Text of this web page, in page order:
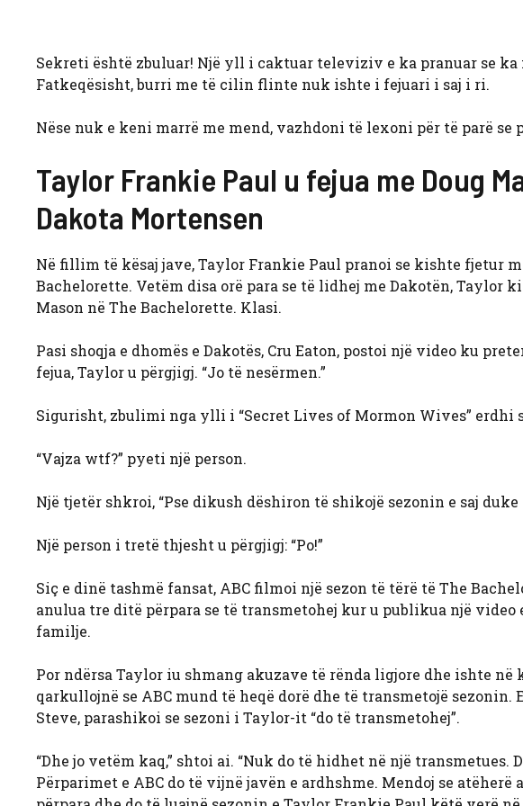
Sekreti është zbuluar! Një yll i caktuar televiziv e ka pranuar se ka
Fatkeqësisht, burri me të cilin flinte nuk ishte i fejuari i saj i ri.
Nëse nuk e keni marrë me mend, vazhdoni të lexoni për të parë
Taylor Frankie Paul u fejua me Doug
Dakota Mortensen
Në fillim të kësaj jave, Taylor Frankie Paul pranoi se kishte fjetur
Bachelorette. Vetëm disa orë para se të lidhej me Dakotën, Taylor
Mason në The Bachelorette. Klasi.
Pasi shoqja e dhomës e Dakotës, Cru Eaton, postoi një video ku
fejua, Taylor u përgjigj. “Jo të nesërmen.”
Sigurisht, zbulimi nga ylli i “Secret Lives of Mormon Wives” erdhi
“Vajza wtf?” pyeti një person.
Një tjetër shkroi, “Pse dikush dëshiron të shikojë sezonin e saj duke
Një person i tretë thjesht u përgjigj: “Po!”
Siç e dinë tashmë fansat, ABC filmoi një sezon të tërë të The
anulua tre ditë përpara se të transmetohej kur u publikua një
familje.
Por ndërsa Taylor iu shmang akuzave të rënda ligjore dhe ishte
qarkullojnë se ABC mund të heqë dorë dhe të transmetojë
Steve, parashikoi se sezoni i Taylor-it “do të transmetohej”.
“Dhe jo vetëm kaq,” shtoi ai. “Nuk do të hidhet në një transmetues.
Përparimet e ABC do të vijnë javën e ardhshme. Mendoj se